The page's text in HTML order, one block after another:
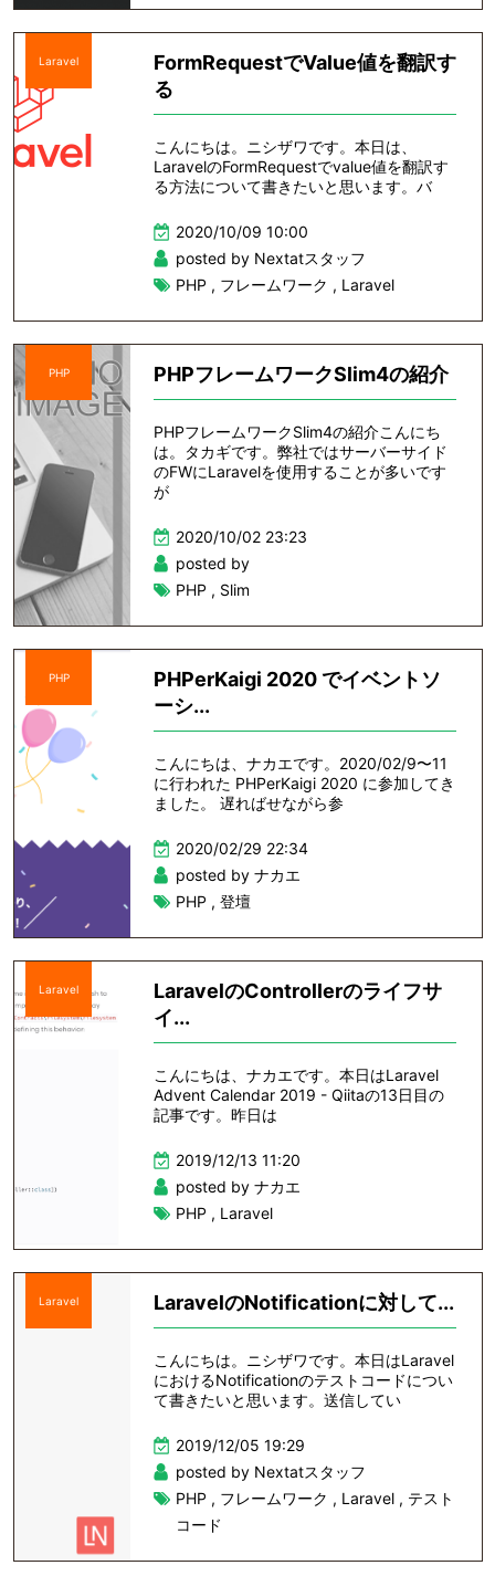
Laravel
FormRequestでValue値を翻訳す
る
こんにちは。ニシザワです。本日は、
LaravelのFormRequestでvalue値を翻訳す
る方法について書きたいと思います。バ
2020/10/09 10:00
posted by Nextatスタッフ
PHP , フレームワーク , Laravel
PHP PHPフレームワークSlim4の紹介
PHPフレームワークSlim4の紹介こんにち
は。タカギです。弊社ではサーバーサイド
のFWにLaravelを使用することが多いです
が
2020/10/02 23:23
posted by
PHP , Slim
PHP
PHPerKaigi 2020 でイベントソ
ーシ...
こんにちは、ナカエです。2020/02/9〜11
に行われた PHPerKaigi 2020 に参加してき
ました。 遅ればせながら参
2020/02/29 22:34
posted by ナカエ
PHP , 登壇
Laravel
LaravelのControllerのライフサ
イ...
こんにちは、ナカエです。本日はLaravel
Advent Calendar 2019 - Qiitaの13日目の
記事です。昨日は
2019/12/13 11:20
posted by ナカエ
PHP , Laravel
Laravel LaravelのNotificationに対して...
こんにちは。ニシザワです。本日はLaravel
におけるNotificationのテストコードについ
て書きたいと思います。送信してい
2019/12/05 19:29
posted by Nextatスタッフ
PHP , フレームワーク , Laravel, テスト
コード